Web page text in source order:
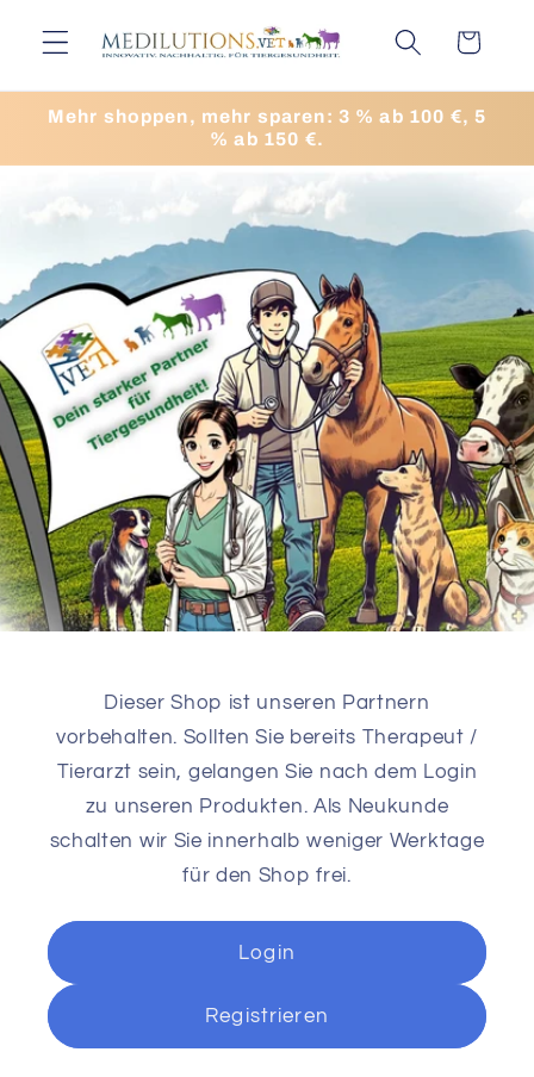
zum
Inhalt
Warenkorb
Mehr shoppen, mehr sparen: 3 % ab 100 €, 5
% ab 150 €.
Dieser Shop ist unseren Partnern
vorbehalten. Sollten Sie bereits Therapeut /
Tierarzt sein, gelangen Sie nach dem Login
zu unseren Produkten. Als Neukunde
schalten wir Sie innerhalb weniger Werktage
für den Shop frei.
Login
Registrieren